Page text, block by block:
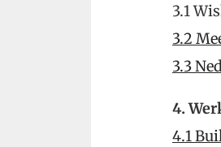
3.1
3.2
3.3
4.
4.1